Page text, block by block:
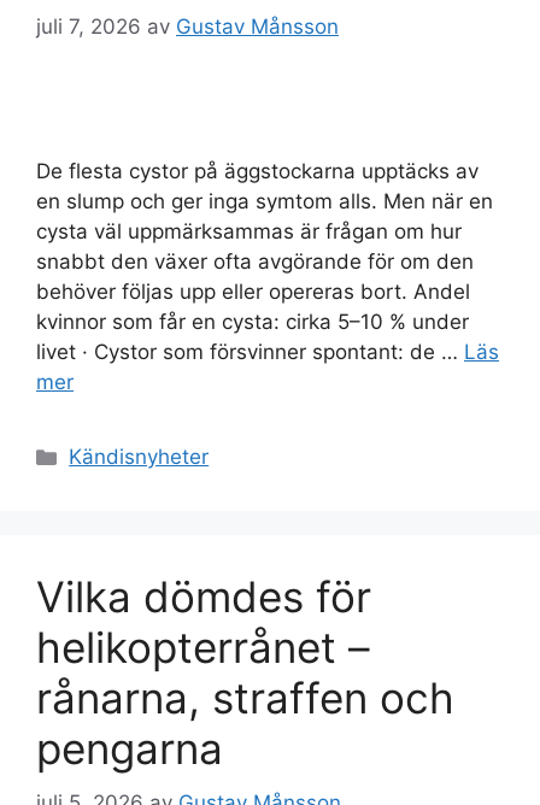
juli 7, 2026 av Gustav Månsson
De flesta cystor på äggstockarna upptäcks av
en slump och ger inga symtom alls. Men när en
cysta väl uppmärksammas är frågan om hur
snabbt den växer ofta avgörande för om den
behöver följas upp eller opereras bort. Andel
kvinnor som får en cysta: cirka 5–10 % under
livet · Cystor som försvinner spontant: de … Läs
mer
Kategorier
Kändisnyheter
Vilka dömdes för
helikopterrånet –
rånarna, straffen och
pengarna